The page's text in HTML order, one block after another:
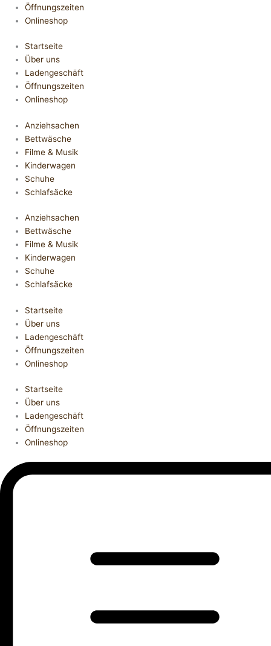
Öffnungszeiten
Onlineshop
Startseite
Über uns
Ladengeschäft
Öffnungszeiten
Onlineshop
Anziehsachen
Bettwäsche
Filme & Musik
Kinderwagen
Schuhe
Schlafsäcke
Anziehsachen
Bettwäsche
Filme & Musik
Kinderwagen
Schuhe
Schlafsäcke
Startseite
Über uns
Ladengeschäft
Öffnungszeiten
Onlineshop
Startseite
Über uns
Ladengeschäft
Öffnungszeiten
Onlineshop